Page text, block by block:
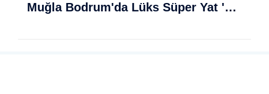
Muğla Bodrum'da Lüks Süper Yat 'Golden Odyssey' Demirledi